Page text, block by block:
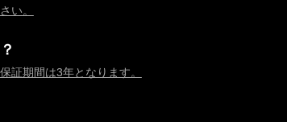
い。
証期間は3年となります。